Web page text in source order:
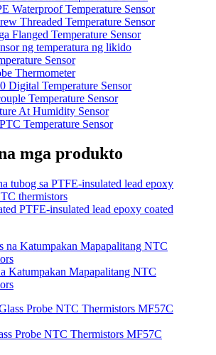
Waterproof Temperature Sensor
Threaded Temperature Sensor
Flanged Temperature Sensor
ng temperatura ng likido
Sensor
Thermometer
Digital Temperature Sensor
Temperature Sensor
At Humidity Sensor
Temperature Sensor
mga produkto
PTFE-insulated lead epoxy coated
Katumpakan Mapapalitang NTC
Probe NTC Thermistors MF57C